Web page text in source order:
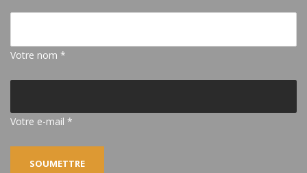
Votre nom *
Votre e-mail *